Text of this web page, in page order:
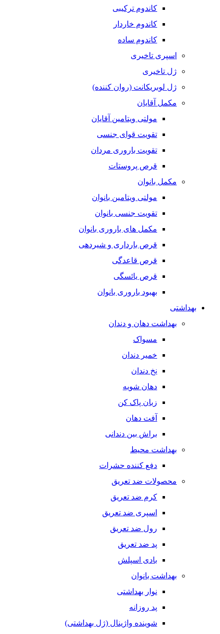
کاندوم ترکیبی
کاندوم خاردار
کاندوم ساده
اسپری تاخیری
ژل تاخیری
ژل لوبریکانت (روان کننده)
مکمل آقایان
مولتی ویتامین آقایان
تقویت قوای جنسی
تقویت باروری مردان
قرص پروستات
مکمل بانوان
مولتی ویتامین بانوان
تقویت جنسی بانوان
مکمل های باروری بانوان
قرص بارداری و شیردهی
قرص قاعدگی
قرص یائسگی
بهبود باروری بانوان
بهداشتی
بهداشت دهان و دندان
مسواک
خمیر دندان
نخ دندان
دهان شویه
زبان پاک کن
آفت دهان
براش بین دندانی
بهداشت محیط
دفع کننده حشرات
محصولات ضد تعریق
کرم ضد تعریق
اسپری ضد تعریق
رول ضد تعریق
پد ضد تعریق
بادی اسپلش
بهداشت بانوان
نوار بهداشتی
پد روزانه
شوینده واژینال (ژل بهداشتی)